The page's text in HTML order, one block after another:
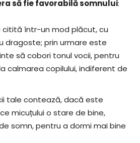
să fie favorabilă somnului:
într-un mod plăcut, cu
dragoste; prin urmare este
să cobori tonul vocii, pentru
calmarea copilului, indiferent de
tale contează, dacă este
micuțului o stare de bine,
somn, pentru a dormi mai bine